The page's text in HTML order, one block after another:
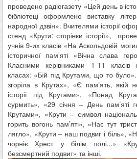
проведено радіогазету «Цей день в
бібліотеці оформлено виставку
народної дзвін». Вчителями історії
стенд «Крути: сторінки історії»,
учнів 9-их класів «На Аскольдовій
історичної пам’яті «Вічна слава
Класними керівниками 1-11
класах: «Бій під Крутами, що то
згоріла в Крутах», «Є пам'ять, якій
історії під Крутами», «Понад
сурмить», «29 січня – День пам’яті
Крутами», «Крути – символ
горить вогонь пам’яті», «Нас тут
лягло», «Крути – наш подвиг і біль»,
чорніє Хрест у білім полі...»
безсмертний подвиг» та інші.